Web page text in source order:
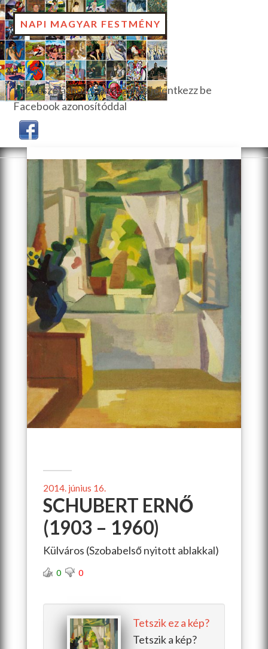
NAPI MAGYAR FESTMÉNY
Hozzászóláshoz, szavazáshoz jelentkezz be
Facebook azonosítóddal
2014. június 16.
SCHUBERT ERNŐ
(1903 – 1960)
Külváros (Szobabelső nyitott ablakkal)
0 0
Tetszik ez a kép?
Tetszik a kép?